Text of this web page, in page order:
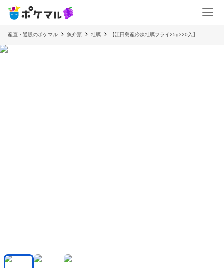
産直・通販のポケマル 魚介類 牡蠣 【江田島産冷凍牡蠣フライ25g×20入】